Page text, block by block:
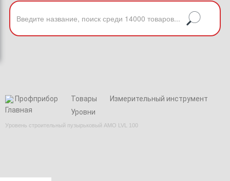
Профприбор Товары
Измерительный инструмент
Уровни
Уровень строительный пузырьковый AMO LVL 100